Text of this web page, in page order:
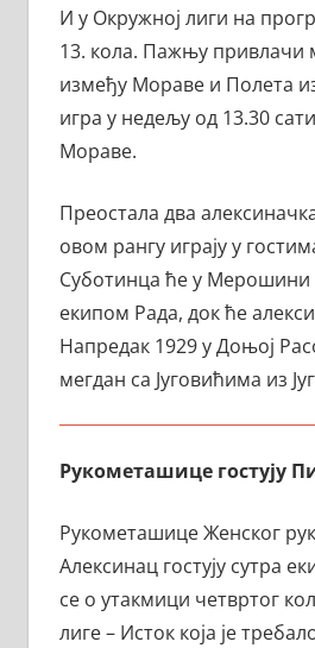
И у Окружној лиги на
13. кола. Пажњу привлачи
између Мораве и Полета
игра у недељу од 13.30
Мораве.
Преостала два
овом рангу играју у
Суботинца ће у Мерошини
екипом Рада, док ће
Напредак 1929 у Доњој
мегдан са Југовићима из
Рукометашице гостују
Рукометашице Женског
Алексинац гостују сутра
се о утакмици четвртог
лиге – Исток која је